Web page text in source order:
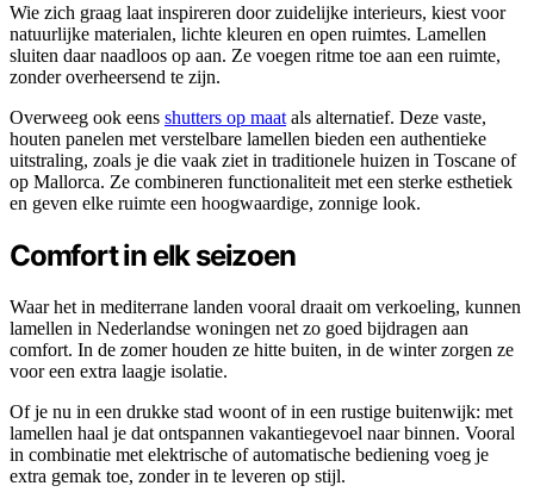
Wie zich graag laat inspireren door zuidelijke interieurs, kiest voor
natuurlijke materialen, lichte kleuren en open ruimtes. Lamellen
sluiten daar naadloos op aan. Ze voegen ritme toe aan een ruimte,
zonder overheersend te zijn.
Overweeg ook eens shutters op maat als alternatief. Deze vaste,
houten panelen met verstelbare lamellen bieden een authentieke
uitstraling, zoals je die vaak ziet in traditionele huizen in Toscane of
op Mallorca. Ze combineren functionaliteit met een sterke esthetiek
en geven elke ruimte een hoogwaardige, zonnige look.
Comfort in elk seizoen
Waar het in mediterrane landen vooral draait om verkoeling, kunnen
lamellen in Nederlandse woningen net zo goed bijdragen aan
comfort. In de zomer houden ze hitte buiten, in de winter zorgen ze
voor een extra laagje isolatie.
Of je nu in een drukke stad woont of in een rustige buitenwijk: met
lamellen haal je dat ontspannen vakantiegevoel naar binnen. Vooral
in combinatie met elektrische of automatische bediening voeg je
extra gemak toe, zonder in te leveren op stijl.